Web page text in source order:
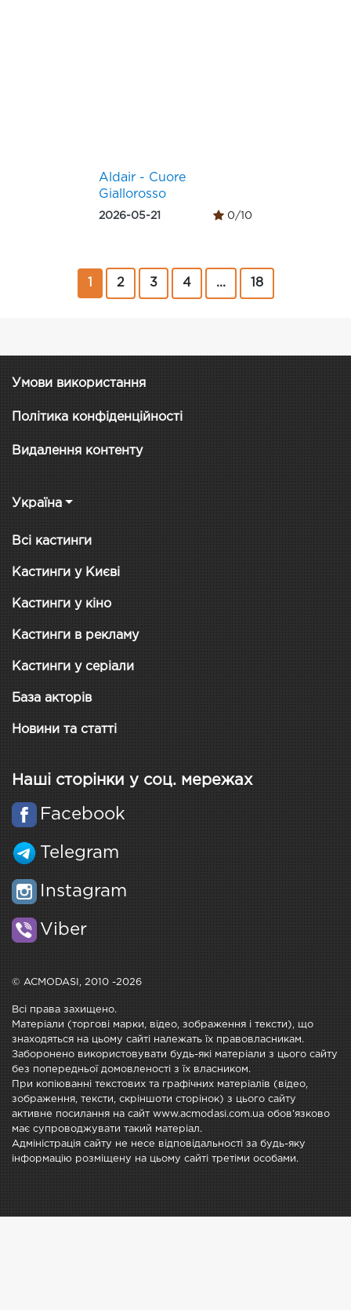
Aldair - Cuore
Giallorosso
2026-05-21 0/10
2 3 4 ... 18
Умови використання
Політика конфіденційності
Видалення контенту
Україна
Всі кастинги
Кастинги у Києві
Кастинги у кіно
Кастинги в рекламу
Кастинги у серіали
База акторів
Новини та статті
Наші сторінки у соц. мережах
Facebook
Telegram
Instagram
Viber
© ACMODASI, 2010 -2026
Всі права захищено.
Матеріали (торгові марки, відео, зображення і тексти), що
знаходяться на цьому сайті належать їх правовласникам.
Заборонено використовувати будь-які матеріали з цього сайту
без попередньої домовленості з їх власником.
При копіюванні текстових та графічних матеріалів (відео,
зображення, тексти, скріншоти сторінок) з цього сайту
активне посилання на сайт www.acmodasi.com.ua обов'язково
має супроводжувати такий матеріал.
Адміністрація сайту не несе відповідальності за будь-яку
інформацію розміщену на цьому сайті третіми особами.